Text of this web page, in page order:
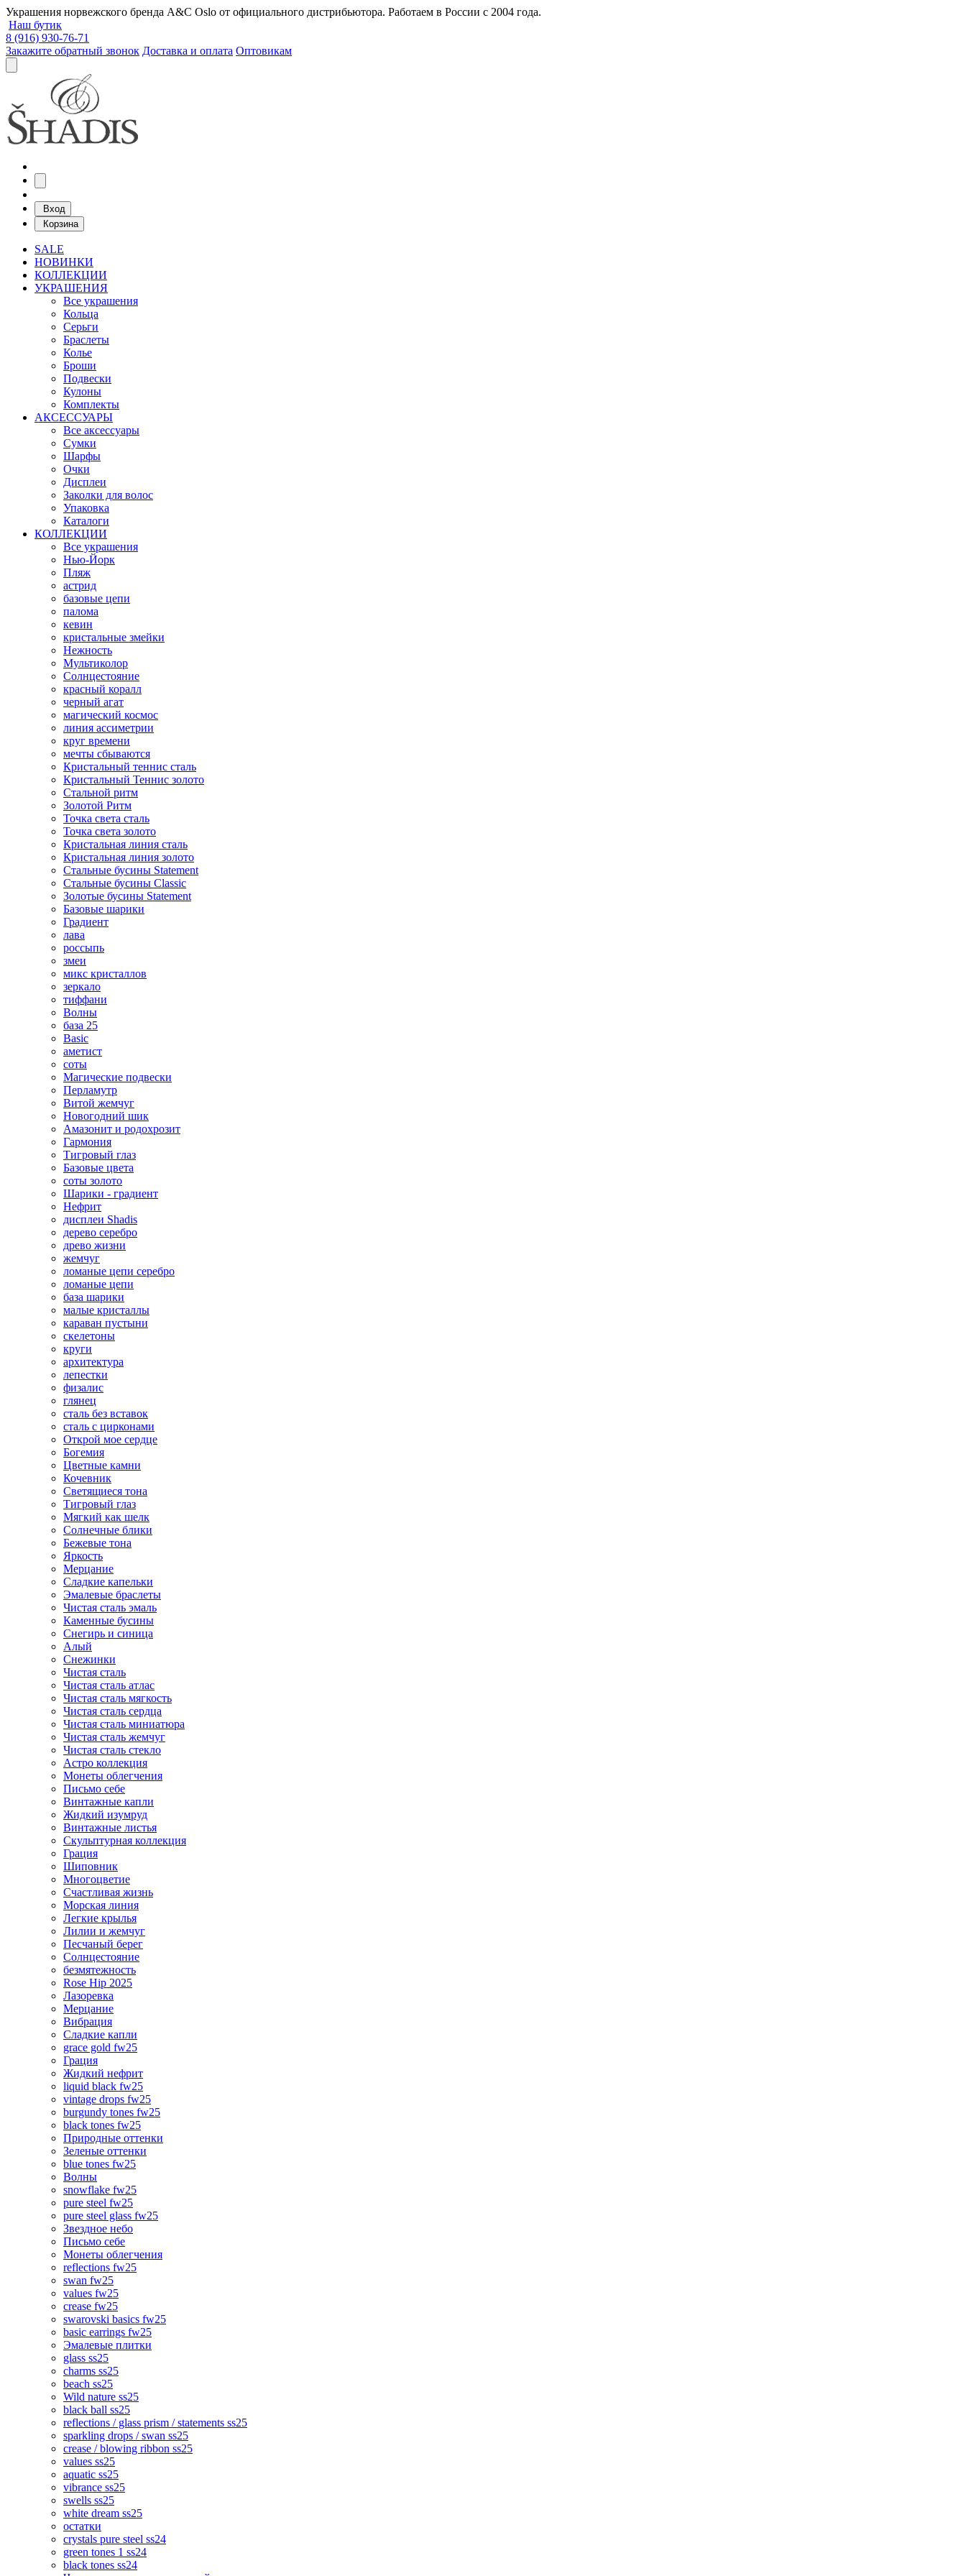
Украшения норвежского бренда A&C Oslo от официального дистрибьютора. Работаем в России с 2004 года.
Наш бутик
8 (916) 930-76-71
Закажите обратный звонок Доставка и оплата Оптовикам
Вход
Корзина
SALE
НОВИНКИ
КОЛЛЕКЦИИ
УКРАШЕНИЯ
Все украшения
Кольца
Серьги
Браслеты
Колье
Броши
Подвески
Кулоны
Комплекты
АКСЕССУАРЫ
Все аксессуары
Сумки
Шарфы
Очки
Дисплеи
Заколки для волос
Упаковка
Каталоги
КОЛЛЕКЦИИ
Все украшения
Нью-Йорк
Пляж
астрид
базовые цепи
палома
кевин
кристальные змейки
Нежность
Мультиколор
Солнцестояние
красный коралл
черный агат
магический космос
линия ассиметрии
круг времени
мечты сбываются
Кристальный теннис сталь
Кристальный Теннис золото
Стальной ритм
Золотой Ритм
Точка света сталь
Точка света золото
Кристальная линия сталь
Кристальная линия золото
Стальные бусины Statement
Стальные бусины Classic
Золотые бусины Statement
Базовые шарики
Градиент
лава
россыпь
змеи
микс кристаллов
зеркало
тиффани
Волны
база 25
Basic
аметист
соты
Магические подвески
Перламутр
Витой жемчуг
Новогодний шик
Амазонит и родохрозит
Гармония
Тигровый глаз
Базовые цвета
соты золото
Шарики - градиент
Нефрит
дисплеи Shadis
дерево серебро
древо жизни
жемчуг
ломаные цепи серебро
ломаные цепи
база шарики
малые кристаллы
караван пустыни
скелетоны
круги
архитектура
лепестки
физалис
глянец
сталь без вставок
сталь с цирконами
Открой мое сердце
Богемия
Цветные камни
Кочевник
Светящиеся тона
Тигровый глаз
Мягкий как шелк
Солнечные блики
Бежевые тона
Яркость
Мерцание
Сладкие капельки
Эмалевые браслеты
Чистая сталь эмаль
Каменные бусины
Снегирь и синица
Алый
Снежинки
Чистая сталь
Чистая сталь атлас
Чистая сталь мягкость
Чистая сталь сердца
Чистая сталь миниатюра
Чистая сталь жемчуг
Чистая сталь стекло
Астро коллекция
Монеты облегчения
Письмо себе
Винтажные капли
Жидкий изумруд
Винтажные листья
Скульптурная коллекция
Грация
Шиповник
Многоцветие
Счастливая жизнь
Морская линия
Легкие крылья
Лилии и жемчуг
Песчаный берег
Солнцестояние
безмятежность
Rose Hip 2025
Лазоревка
Мерцание
Вибрация
Сладкие капли
grace gold fw25
Грация
Жидкий нефрит
liquid black fw25
vintage drops fw25
burgundy tones fw25
black tones fw25
Природные оттенки
Зеленые оттенки
blue tones fw25
Волны
snowflake fw25
pure steel fw25
pure steel glass fw25
Звездное небо
Письмо себе
Монеты облегчения
reflections fw25
swan fw25
values fw25
crease fw25
swarovski basics fw25
basic earrings fw25
Эмалевые плитки
glass ss25
charms ss25
beach ss25
Wild nature ss25
black ball ss25
reflections / glass prism / statements ss25
sparkling drops / swan ss25
crease / blowing ribbon ss25
values ss25
aquatic ss25
vibrance ss25
swells ss25
white dream ss25
остатки
crystals pure steel ss24
green tones 1 ss24
black tones ss24